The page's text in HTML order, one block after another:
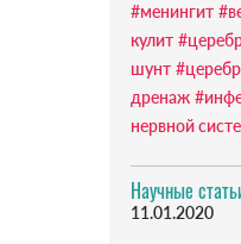
#менингит
кулит
шунт
дренаж
нервной
Научные
11.01.2020